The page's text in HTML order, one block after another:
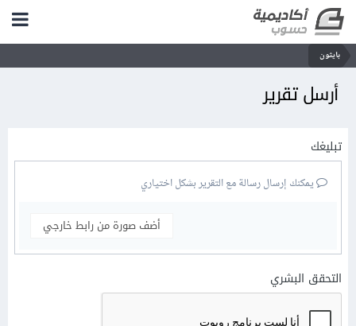
بايثون
أرسل تقرير
تبليغك
يمكنك إرسال رسالة مع التقرير بشكل اختياري
أضف صورة من رابط خارجي
التحقق البشري